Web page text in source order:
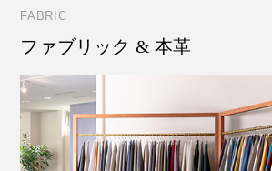
FABRIC
ファブリック & 本革